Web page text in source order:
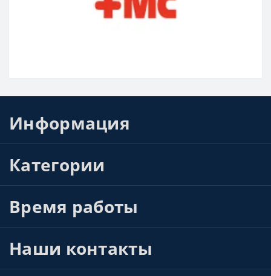
Информация
Категории
Время работы
Наши контакты